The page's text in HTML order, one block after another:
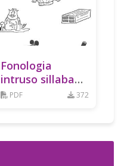
Fonologia
intruso sillaba
MA
PDF 372